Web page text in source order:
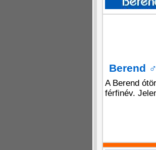
Berend ♂
A Berend
férfinév.